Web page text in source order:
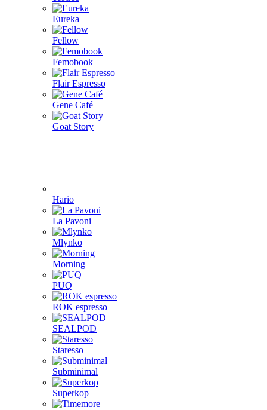
Eureka
Fellow
Femobook
Flair Espresso
Gene Café
Goat Story
Hario
La Pavoni
Mlynko
Morning
PUQ
ROK espresso
SEALPOD
Staresso
Subminimal
Superkop